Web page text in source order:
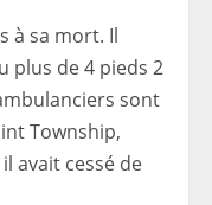
à sa mort. Il
plus de 4 pieds 2
sont
Township,
avait cessé de